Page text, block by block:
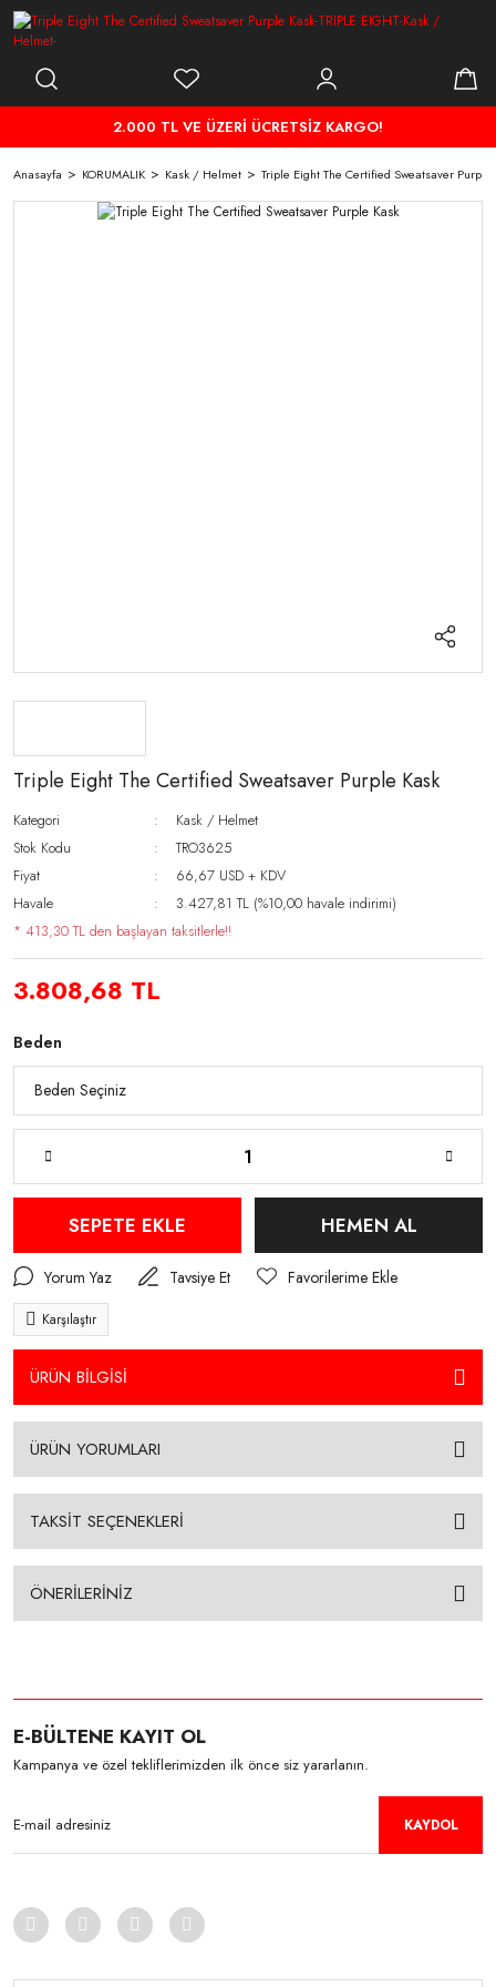
2.000 TL VE ÜZERİ ÜCRETSİZ KARGO!
Anasayfa KORUMALIK Kask / Helmet Triple Eight The Certified Sweatsaver Purple
Triple Eight The Certified Sweatsaver Purple Kask
Kategori
Kask / Helmet
Stok Kodu
TRO3625
Fiyat
66,67 USD + KDV
Havale
3.427,81 TL (%10,00 havale indirimi)
* 413,30 TL den başlayan taksitlerle!!
3.808,68 TL
Beden
SEPETE EKLE HEMEN AL
Yorum Yaz Tavsiye Et
Karşılaştır
ÜRÜN BİLGİSİ
ÜRÜN YORUMLARI
TAKSİT SEÇENEKLERİ
ÖNERİLERİNİZ
E-BÜLTENE KAYIT OL
Kampanya ve özel tekliflerimizden ilk önce siz yararlanın.
KAYDOL